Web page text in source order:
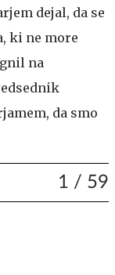
dejal, da se
ki ne more
na
da smo
1 / 59